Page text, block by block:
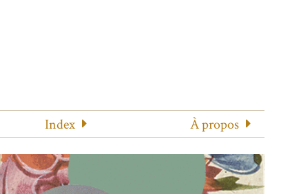
Index À propos